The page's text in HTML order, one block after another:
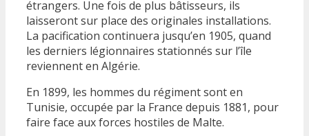
étrangers. Une fois de plus bâtisseurs, ils
laisseront sur place des originales installations.
La pacification continuera jusqu’en 1905, quand
les derniers légionnaires stationnés sur l’île
reviennent en Algérie.
En 1899, les hommes du régiment sont en
Tunisie, occupée par la France depuis 1881, pour
faire face aux forces hostiles de Malte.